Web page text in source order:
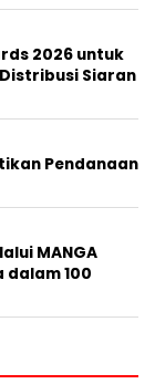
2026 untuk
Siaran
Pendanaan
MANGA
dalam 100